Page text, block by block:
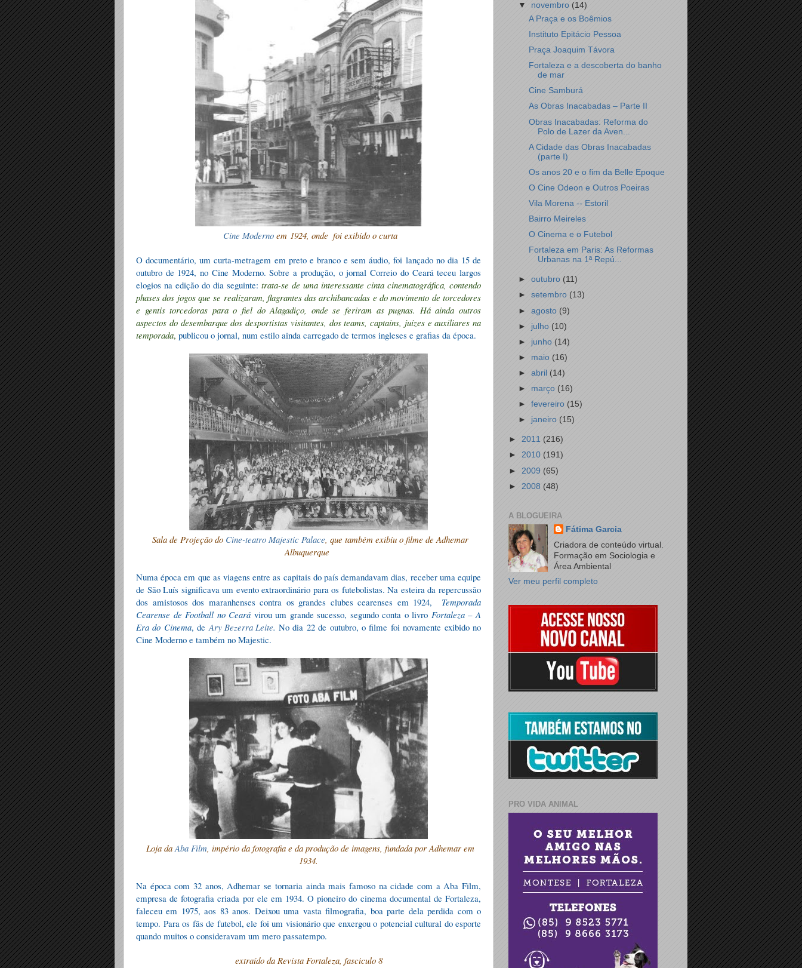
Cine Modernoem 1924, onde foi exibido o curta
O documentário, um curta-metragem em preto e branco e sem áudio, foi lançado no dia 15 de
outubro de 1924, no Cine Moderno. Sobre a produção, o jornal Correio do Ceará teceu largos
elogios na edição do dia seguinte: trata-se de uma interessante cinta cinematográfica, contendo
phases dos jogos que se realizaram, flagrantes das archibancadas e do movimento de torcedores
e gentis torcedoras para o fiel do Alagadiço, onde se feriram as pugnas. Há ainda outros
aspectos do desembarque dos desportistas visitantes, dos teams, captains, juízes e auxiliares na
temporada, publicou o jornal, num estilo ainda carregado de termos ingleses e grafias da época.
Sala de Projeção do Cine-teatro Majestic Palace, que também exibiu o filme de Adhemar
Albuquerque
Numa época em que as viagens entre as capitais do país demandavam dias, receber uma equipe
de São Luís significava um evento extraordinário para os futebolistas. Na esteira da repercussão
dos amistosos dos maranhenses contra os grandes clubes cearenses em 1924, Temporada
Cearense de Football no Ceará virou um grande sucesso, segundo conta o livro Fortaleza – A
Era do Cinema, deAry Bezerra Leite. No dia 22 de outubro, o filme foi novamente exibido no
Cine Moderno e também no Majestic.
Loja daAba Film, império da fotografia e da produção de imagens, fundada por Adhemar em
1934.
Na época com 32 anos, Adhemar se tornaria ainda mais famoso na cidade com a Aba Film,
empresa de fotografia criada por ele em 1934. O pioneiro do cinema documental de Fortaleza,
faleceu em 1975, aos 83 anos. Deixou uma vasta filmografia, boa parte dela perdida com o
tempo. Para os fãs de futebol, ele foi um visionário que enxergou o potencial cultural do esporte
quando muitos o consideravam um mero passatempo.
extraído da Revista Fortaleza, fasciculo 8
▼ novembro (14)
A Praça e os Boêmios
Instituto Epitácio Pessoa
Praça Joaquim Távora
Fortaleza e a descoberta do banho
de mar
Cine Samburá
As Obras Inacabadas – Parte II
Obras Inacabadas: Reforma do
Polo de Lazer da Aven...
A Cidade das Obras Inacabadas
(parte I)
Os anos 20 e o fim da Belle Epoque
O Cine Odeon e Outros Poeiras
Vila Morena -- Estoril
Bairro Meireles
O Cinema e o Futebol
Fortaleza em Paris: As Reformas
Urbanas na 1ª Repú...
►outubro (11)
►setembro (13)
►agosto (9)
► julho (10)
► junho (14)
► maio(16)
►abril (14)
► março (16)
►fevereiro (15)
► janeiro (15)
► 2011 (216)
► 2010 (191)
► 2009 (65)
► 2008 (48)
A BLOGUEIRA
Fátima Garcia
Criadora de conteúdo virtual.
Formação em Sociologia e
Área Ambiental
Ver meu perfil completo
PRO VIDA ANIMAL